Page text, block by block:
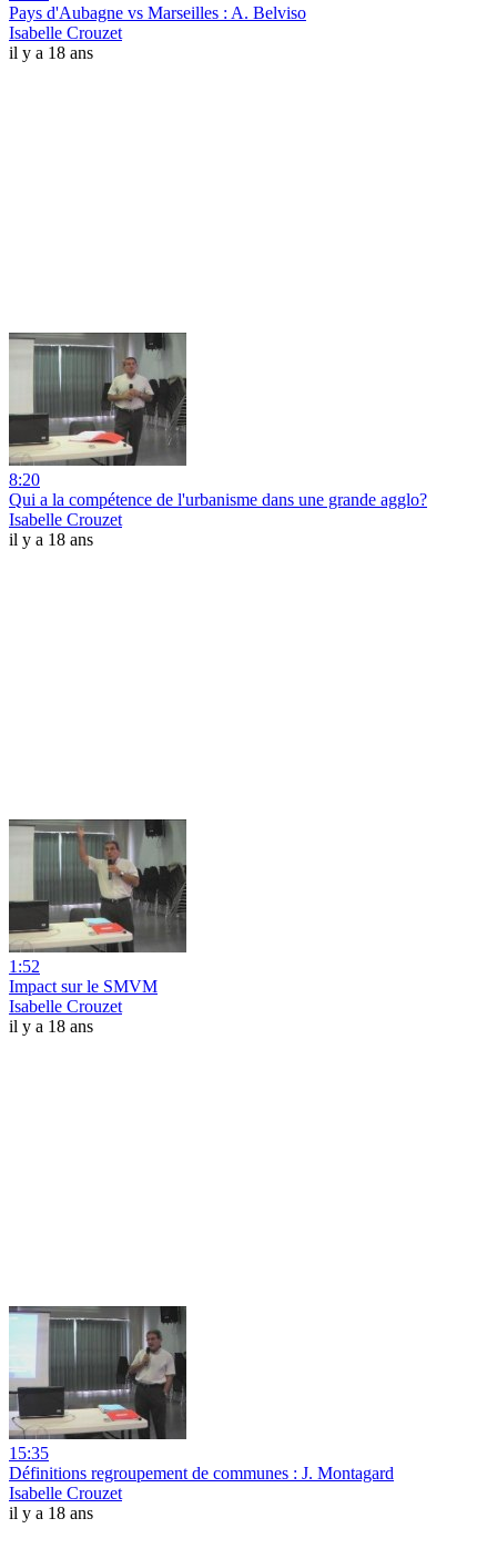
Pays d'Aubagne vs Marseilles : A. Belviso
Isabelle Crouzet
il y a 18 ans
8:20
Qui a la compétence de l'urbanisme dans une grande agglo?
Isabelle Crouzet
il y a 18 ans
1:52
Impact sur le SMVM
Isabelle Crouzet
il y a 18 ans
15:35
Définitions regroupement de communes : J. Montagard
Isabelle Crouzet
il y a 18 ans